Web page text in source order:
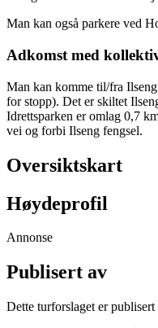
Man kan også parkere ved
Adkomst med
Man kan komme til/fra
for stopp). Det er skiltet
Idrettsparken er omlag 0,7
vei og forbi Ilseng fengsel.
Oversiktskart
Høydeprofil
Annonse
Publisert av
Dette turforslaget er